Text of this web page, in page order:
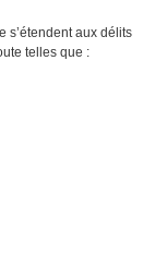
s’étendent aux délits
telles que :